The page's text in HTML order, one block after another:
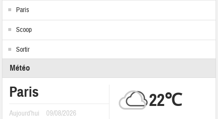
Paris
Scoop
Sortir
Météo
Paris
Aujourd'hui 09/08/2026
22℃